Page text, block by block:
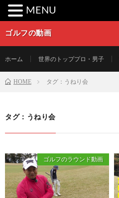
ゴルフの動画
ホーム 世界のトッププロ・男子
HOME タグ：うねり会
タグ：うねり会
ゴルフのラウンド動画
MENU